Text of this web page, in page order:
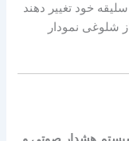
خود تغییر دهند
شلوغی نمودار